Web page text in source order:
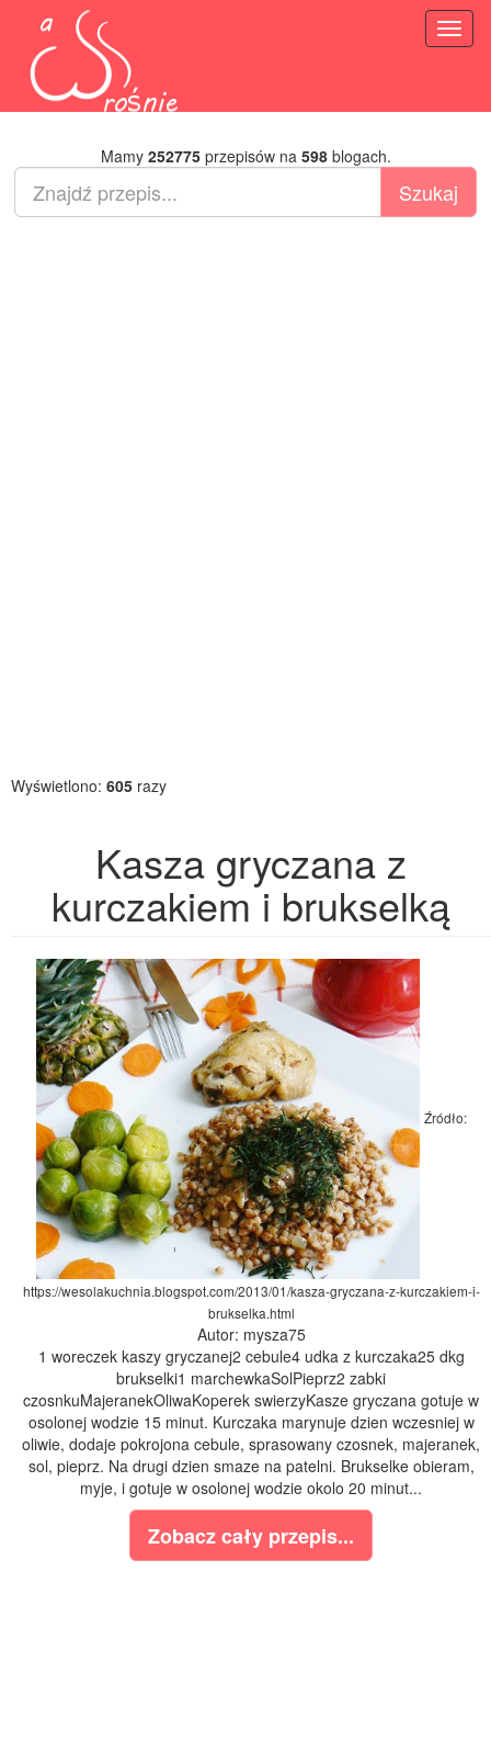
Mamy 252775przepisów na 598blogach.
Wyświetlono: 605 razy
Kasza gryczana z
kurczakiem i brukselką
Źródło:
https://wesolakuchnia.blogspot.com/2013/01/kasza-gryczana-z-kurczakiem-i-
brukselka.html
Autor: mysza75
1 woreczek kaszy gryczanej2 cebule4 udka z kurczaka25 dkg
brukselki1 marchewkaSolPieprz2 zabki
czosnkuMajeranekOliwaKoperek swierzyKasze gryczana gotuje w
osolonej wodzie 15 minut. Kurczaka marynuje dzien wczesniej w
oliwie, dodaje pokrojona cebule, sprasowany czosnek, majeranek,
sol, pieprz. Na drugi dzien smaze na patelni. Brukselke obieram,
myje, i gotuje w osolonej wodzie okolo 20 minut...
Zobacz cały przepis...